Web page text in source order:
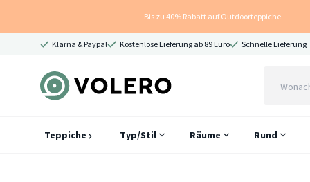
Bis zu 40% Rabatt auf Outdoorteppiche
Klarna & Paypal Kostenlose Lieferung ab 89 Euro Schnelle Lieferung
Teppiche Typ/Stil Räume Rund